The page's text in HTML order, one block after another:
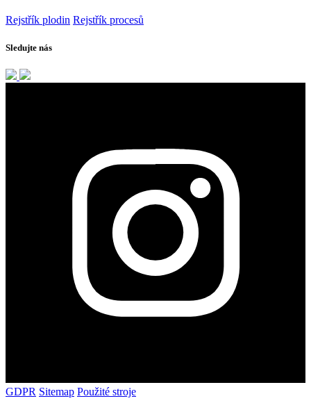
Rejstřík plodin Rejstřík procesů
Sledujte nás
GDPR Sitemap Použité stroje